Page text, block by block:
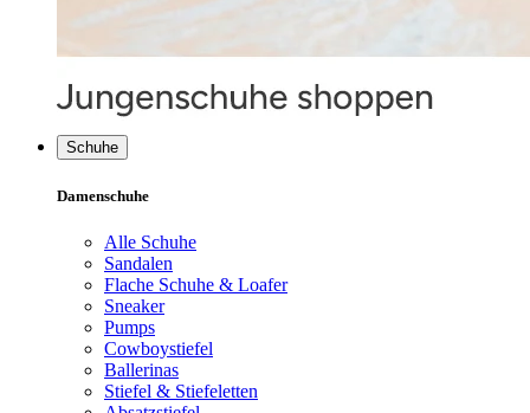
Schuhe
Damenschuhe
Alle Schuhe
Sandalen
Flache Schuhe & Loafer
Sneaker
Pumps
Cowboystiefel
Ballerinas
Stiefel & Stiefeletten